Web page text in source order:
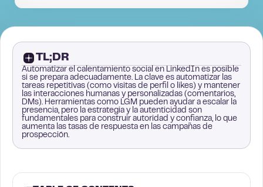
TL;DR
Automatizar el calentamiento social en LinkedIn es posible
si se prepara adecuadamente. La clave es automatizar las
tareas repetitivas (como visitas de perfil o likes) y mantener
las interacciones humanas y personalizadas (comentarios,
DMs). Herramientas como LGM pueden ayudar a escalar la
presencia, pero la estrategia y la autenticidad son
fundamentales para construir autoridad y confianza, lo que
aumenta las tasas de respuesta en las campañas de
prospección.